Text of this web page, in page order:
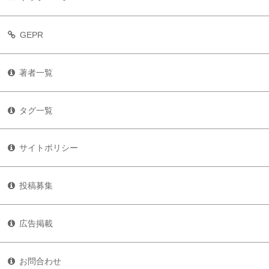
GEPR
著者一覧
タグ一覧
サイトポリシー
投稿募集
広告掲載
お問合わせ